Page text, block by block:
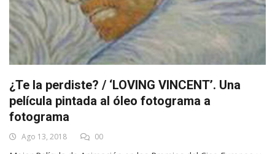
¿Te la perdiste? / ‘LOVING VINCENT’. Una
película pintada al óleo fotograma a
fotograma
Ago 13, 2018 00